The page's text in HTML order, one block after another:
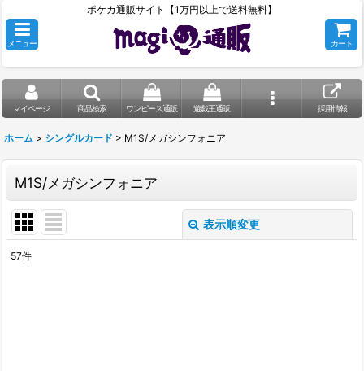
ポケカ通販サイト【1万円以上で送料無料】
メニュー カート
マイページ 商品検索 ワンピース通販 遊戯王通販 採用情報
ホーム > シングルカード > M1S/メガシンフォニア
M1S/メガシンフォニア
表示順変更
57件